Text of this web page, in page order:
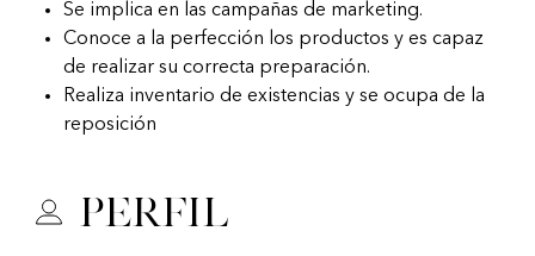
Se implica en las campañas de marketing.
Conoce a la perfección los productos y es capaz
de realizar su correcta preparación.
Realiza inventario de existencias y se ocupa de la
reposición
Perfil